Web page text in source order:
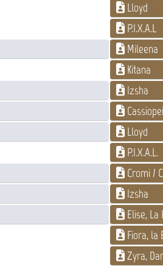
Lloyd
P.I.X.A.L
Mileena
Kitana
Izsha
Lloyd
P.I.X.A.L.
Cromi /
Izsha
Elise,
Fiora, la
Zyra,